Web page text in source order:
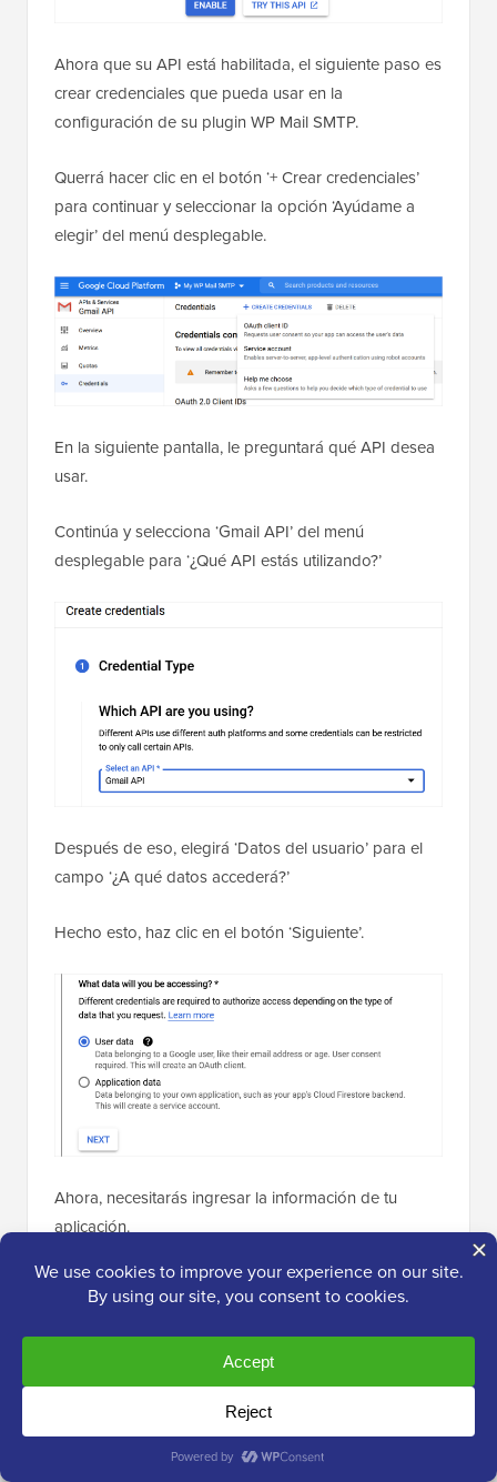
Ahora que su API está habilitada, el siguiente paso es
crear credenciales que pueda usar en la
configuración de su plugin WP Mail SMTP.
Querrá hacer clic en el botón ‘+ Crear credenciales’
para continuar y seleccionar la opción ‘Ayúdame a
elegir’ del menú desplegable.
En la siguiente pantalla, le preguntará qué API desea
usar.
Continúa y selecciona ‘Gmail API’ del menú
desplegable para ‘¿Qué API estás utilizando?’
Después de eso, elegirá ‘Datos del usuario’ para el
campo ‘¿A qué datos accederá?’
Hecho esto, haz clic en el botón ‘Siguiente’.
Ahora, necesitarás ingresar la información de tu
aplicación.
Puedes empezar por darle un nombre a tu aplicación,
seleccionar la dirección de correo electrónico que
proporcionaste y agregar un logotipo para la